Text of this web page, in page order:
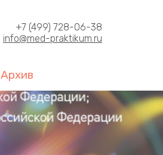
+7 (499) 728-06-38
info@med-praktikum.ru
Архив